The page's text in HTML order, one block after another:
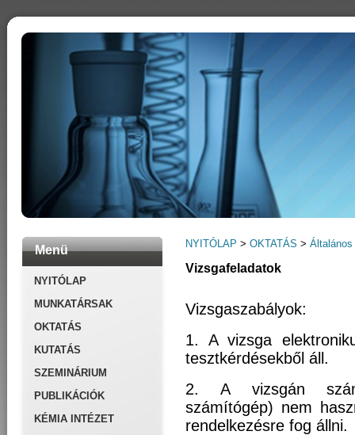
Menü
NYITÓLAP
MUNKATÁRSAK
OKTATÁS
KUTATÁS
SZEMINÁRIUM
PUBLIKÁCIÓK
KÉMIA INTÉZET
NYITÓLAP > OKTATÁS >
Vizsgafeladatok
Vizsgaszabályok:
1. A vizsga
tesztkérdésekből áll.
2. A vizsgán
számítógép) nem
rendelkezésre fog állni.